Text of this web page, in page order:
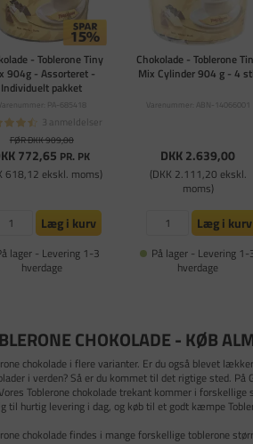
- Toblerone Tiny
904g - Assorteret -
Individuelt pakket
Varenummer: PA-685418
3 anmeldelser
FØR DKK 909,00
772,65 PR. PK
618,12 ekskl. moms)
Læg i kurv
lager - Levering 1-3
hverdage
Chokolade - Toblerone
Mix Cylinder 904 g - 4
Varenummer: ABN-14066001
DKK 2.639,00
(DKK 2.111,20 ekskl.
moms)
Læg i kurv
På lager - Levering 1-
hverdage
CHOKOLADE - KØB
chokolade i flere varianter. Er du også blevet
i verden? Så er du kommet til det rigtige sted.
Toblerone chokolade trekant kommer i
til hurtig levering i dag, og køb til et godt kæmpe
chokolade findes i mange forskellige toblerone